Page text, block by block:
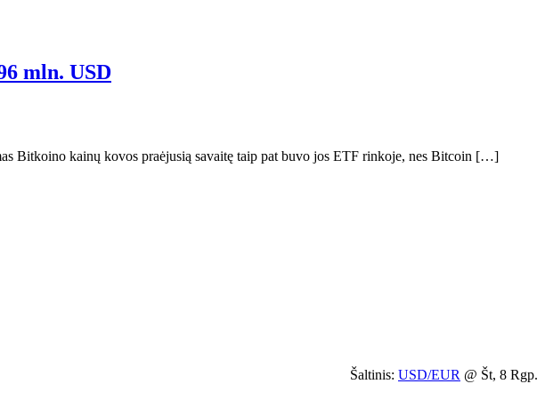
mln. USD
Bitkoino kainų kovos praėjusią savaitę taip pat buvo jos ETF rinkoje, nes Bitcoin […]
Šaltinis: USD/EUR @ Št, 8 Rgp.